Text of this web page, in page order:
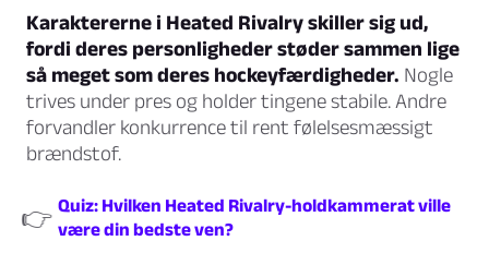
Karaktererne i Heated Rivalry skiller sig ud,
fordi deres personligheder støder sammen lige
så meget som deres hockeyfærdigheder. Nogle
trives under pres og holder tingene stabile. Andre
forvandler konkurrence til rent følelsesmæssigt
brændstof.
👉 Quiz: Hvilken Heated Rivalry-holdkammerat ville
være din bedste ven?